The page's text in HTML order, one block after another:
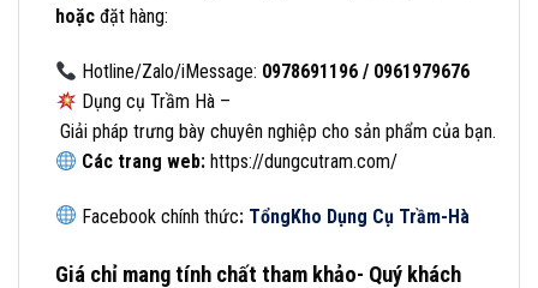
hoặc đặt hàng:
Hotline/Zalo/iMessage: 0978691196 / 0961979676
Dụng cụ Trầm Hà –
Giải pháp trưng bày chuyên nghiệp cho sản phẩm của bạn.
Các trang web:https://dungcutram.com/
Facebook chính thức: TổngKho Dụng Cụ Trầm-Hà
Giá chỉ mang tính chất tham khảo- Quý khách